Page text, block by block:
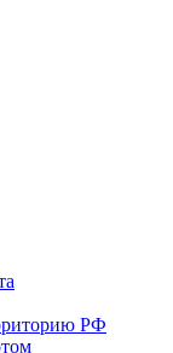
РФ